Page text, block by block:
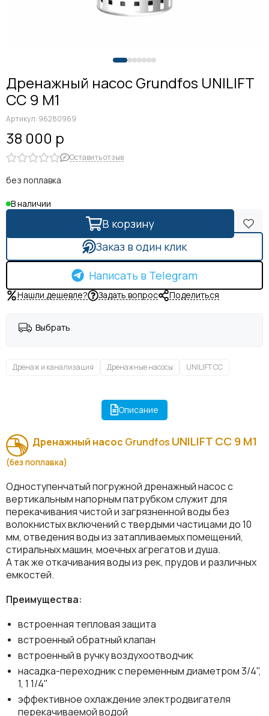
Дренажный насос Grundfos UNILIFT
CC 9 M1
Артикул: 96280969
38 000 р
Оставить отзыв
без поплавка
В наличии
В корзину
Заказ в один клик
Написать в Telegram
Нашли дешевле? Задать вопрос Поделиться
Выбрать
Дренаж и канализация Дренажные насосы UNILIFT CC
Описание
Дренажный насос Grundfos UNILIFT CC 9 M1
(без поплавка)
Одноступенчатый погружной дренажный насос с
вертикальным напорным патрубком служит для
перекачивания чистой и загрязненной воды без
волокнистых включений с твердыми частицами до 10
мм, отведения воды из затапливаемых помещений,
стиральных машин, моечных агрегатов и душа.
А так же откачивания воды из рек, прудов и различных
емкостей.
Преимущества:
встроенная тепловая защита
встроенный обратный клапан
встроенный в ручку воздухоотводчик
насадка-переходник с переменным диаметром 3/4",
1, 1 1/4"
эффективное охлаждение электродвигателя
перекачиваемой водой